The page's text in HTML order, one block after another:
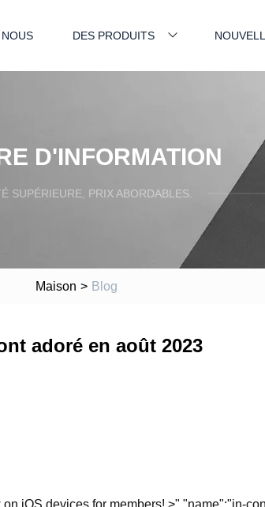
DES PRODUITS
D'INFORMATION
SUPÉRIEURE, PRIX ABORDABLES.
Maison > Blog
adoré en août 2023